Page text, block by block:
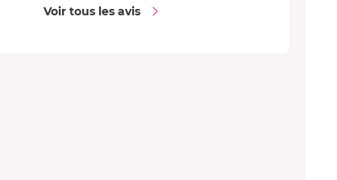
Voir tous les avis